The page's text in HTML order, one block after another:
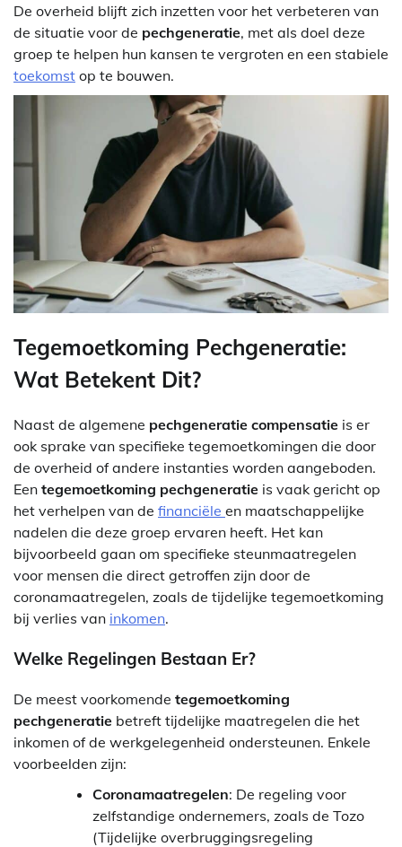
De overheid blijft zich inzetten voor het verbeteren van
de situatie voor de pechgeneratie, met als doel deze
groep te helpen hun kansen te vergroten en een stabiele
toekomst op te bouwen.
Tegemoetkoming Pechgeneratie:
Wat Betekent Dit?
Naast de algemene pechgeneratie compensatie is er
ook sprake van specifieke tegemoetkomingen die door
de overheid of andere instanties worden aangeboden.
Een tegemoetkoming pechgeneratie is vaak gericht op
het verhelpen van de financiële en maatschappelijke
nadelen die deze groep ervaren heeft. Het kan
bijvoorbeeld gaan om specifieke steunmaatregelen
voor mensen die direct getroffen zijn door de
coronamaatregelen, zoals de tijdelijke tegemoetkoming
bij verlies van inkomen.
Welke Regelingen Bestaan Er?
De meest voorkomende tegemoetkoming
pechgeneratie betreft tijdelijke maatregelen die het
inkomen of de werkgelegenheid ondersteunen. Enkele
voorbeelden zijn:
Coronamaatregelen: De regeling voor
zelfstandige ondernemers, zoals de Tozo
(Tijdelijke overbruggingsregeling